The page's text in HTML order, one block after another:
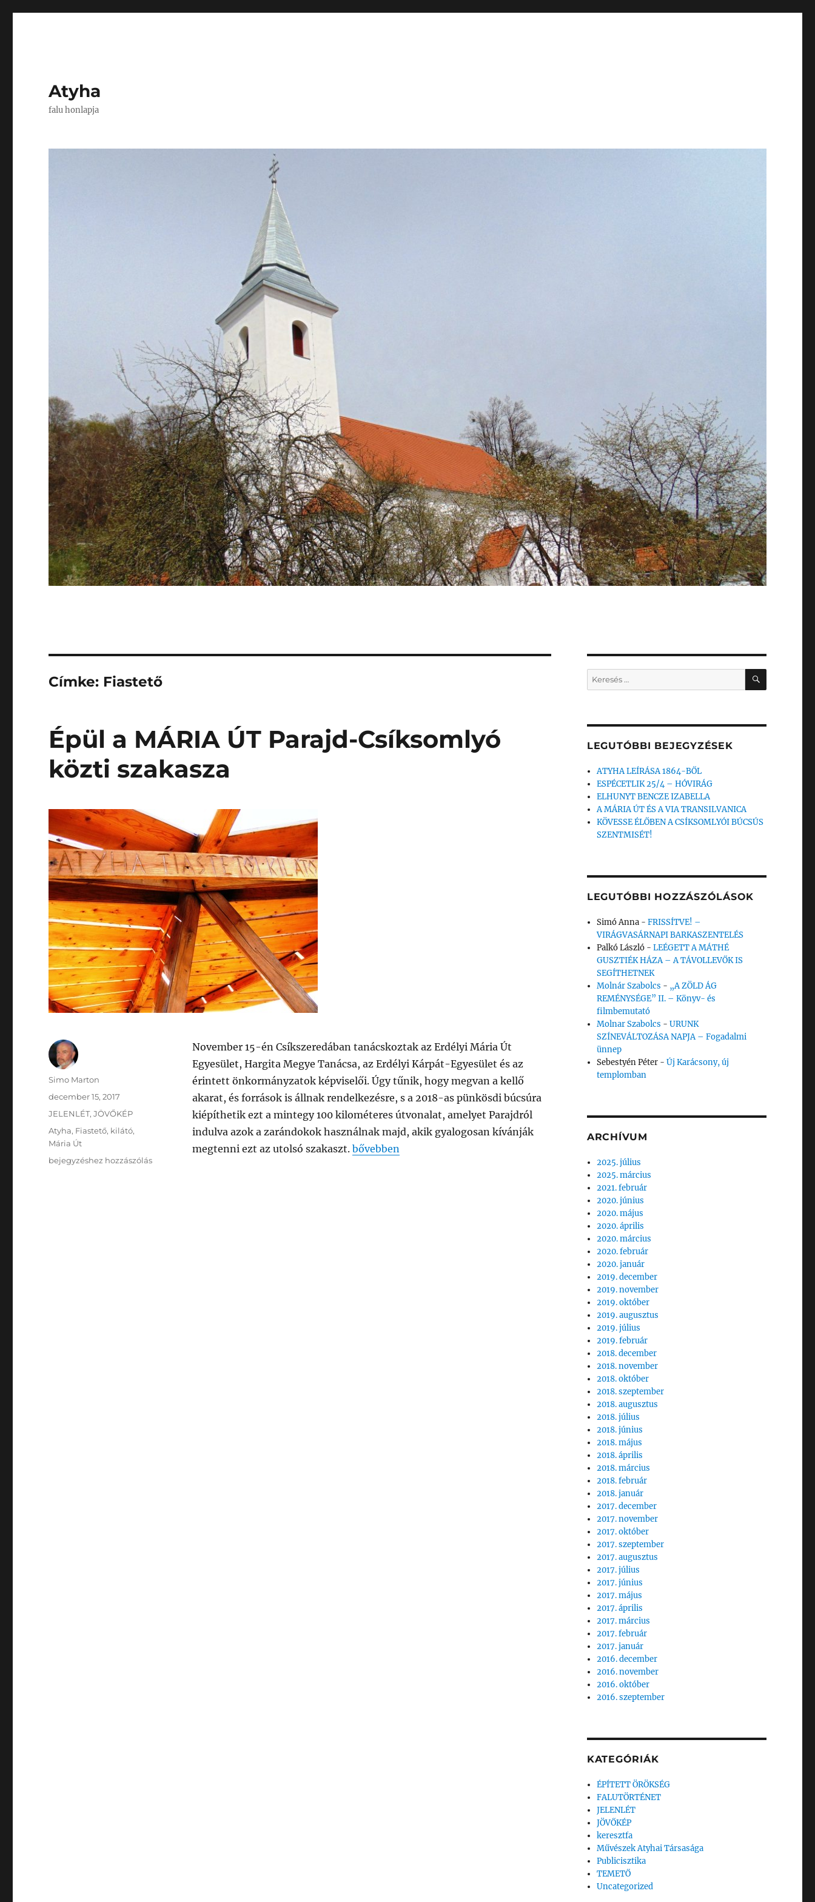
Atyha
falu honlapja
Címke: Fiastető
Épül a MÁRIA ÚT Parajd-Csíksomlyó
közti szakasza
November 15-én Csíkszeredában tanácskoztak az Erdélyi Mária Út
Egyesület, Hargita Megye Tanácsa, az Erdélyi Kárpát-Egyesület és az
érintett önkormányzatok képviselői. Úgy tűnik, hogy megvan a kellő
akarat, és források is állnak rendelkezésre, s a 2018-as pünkösdi búcsúra
kiépíthetik ezt a mintegy 100 kilométeres útvonalat, amelyet Parajdról
indulva azok a zarándokok használnak majd, akik gyalogosan kívánják
megtenni ezt az utolsó szakaszt. „Épül a MÁRIA ÚT Parajd-Csíksomlyó közti szakasza”
bővebben
Szerző
Simo Marton
Közzétéve
december 15, 2017
Kategória
JELENLÉT,JÖVŐKÉP
Címke
Atyha, Fiastető, kilátó,
Mária Út
Épül
bejegyzéshez hozzászólás
Keresés
a
KERESÉS
LEGUTÓBBI BEJEGYZÉSEK
ATYHA LEÍRÁSA 1864-BŐL
ESPÉCETLIK 25/4 – HÓVIRÁG
ELHUNYT BENCZE IZABELLA
A MÁRIA ÚT ÉS A VIA TRANSILVANICA
KÖVESSE ÉLŐBEN A CSÍKSOMLYÓI BÚCSÚS
SZENTMISÉT!
LEGUTÓBBI HOZZÁSZÓLÁSOK
Simó Anna -FRISSÍTVE! –
VIRÁGVASÁRNAPI BARKASZENTELÉS
Palkó László -LEÉGETT A MÁTHÉ
GUSZTIÉK HÁZA – A TÁVOLLEVŐK IS
SEGÍTHETNEK
Molnár Szabolcs - „A ZÖLD ÁG
REMÉNYSÉGE” II. – Könyv- és
filmbemutató
Molnar Szabolcs -URUNK
SZÍNEVÁLTOZÁSA NAPJA – Fogadalmi
ünnep
Sebestyén Péter -Új Karácsony, új
templomban
ARCHÍVUM
2025. július
2025. március
2021. február
2020. június
2020. május
2020. április
2020. március
2020. február
2020. január
2019. december
2019. november
2019. október
2019. augusztus
2019. július
2019. február
2018. december
2018. november
2018. október
2018. szeptember
2018. augusztus
2018. július
2018. június
2018. május
2018. április
2018. március
2018. február
2018. január
2017. december
2017. november
2017. október
2017. szeptember
2017. augusztus
2017. július
2017. június
2017. május
2017. április
2017. március
2017. február
2017. január
2016. december
2016. november
2016. október
2016. szeptember
KATEGÓRIÁK
ÉPÍTETT ÖRÖKSÉG
FALUTÖRTÉNET
JELENLÉT
JÖVŐKÉP
keresztfa
Művészek Atyhai Társasága
Publicisztika
TEMETŐ
Uncategorized